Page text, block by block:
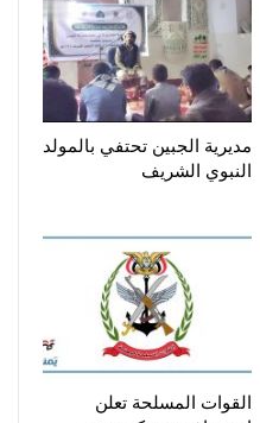
مديرية الجبين تحتفي بالمولد
النبوي الشريف
القوات المسلحة تعلن